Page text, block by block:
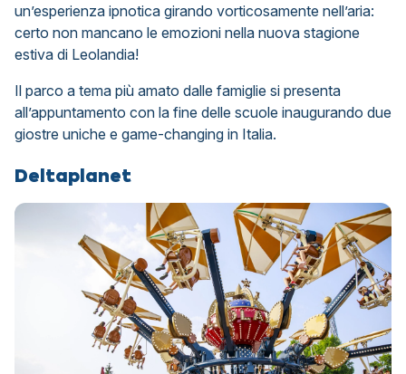
un’esperienza ipnotica girando vorticosamente nell’aria:
certo non mancano le emozioni nella nuova stagione
estiva di Leolandia!
Il parco a tema più amato dalle famiglie si presenta
all’appuntamento con la fine delle scuole inaugurando due
giostre uniche e game-changing in Italia.
Deltaplanet